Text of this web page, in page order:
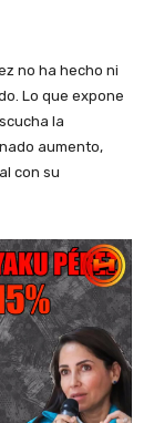
no ha hecho ni
Lo que expone
la
aumento,
con su